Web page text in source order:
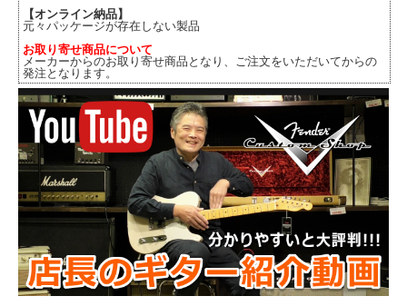
【オンライン納品】
元々パッケージが存在しない製品
お取り寄せ商品について
メーカーからのお取り寄せ商品となり、ご注文をいただいてからの
発注となります。